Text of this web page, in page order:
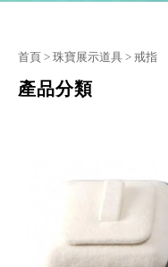
首頁 > 珠寶展示道具 > 戒指
產品分類